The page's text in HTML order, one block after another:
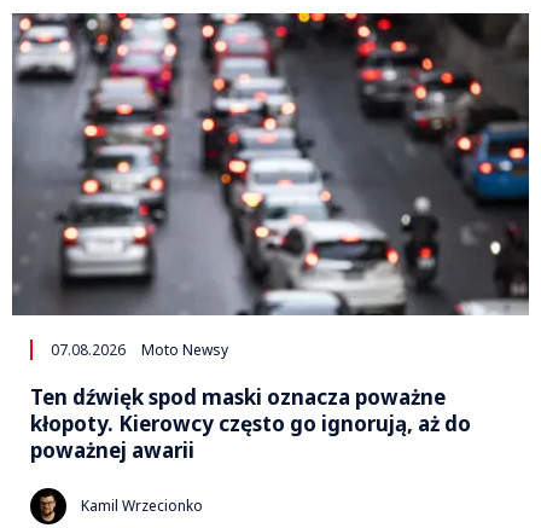
07.08.2026 Moto Newsy
Ten dźwięk spod maski oznacza poważne
kłopoty. Kierowcy często go ignorują, aż do
poważnej awarii
Kamil Wrzecionko